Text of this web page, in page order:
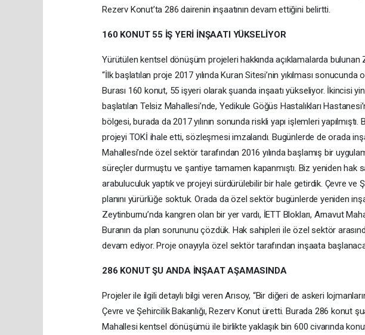
Rezerv Konut’ta 286 dairenin inşaatının devam ettiğini belirtti.
160 KONUT 55 İŞ YERİ İNŞAATI YÜKSELİYOR
Yürütülen kentsel dönüşüm projeleri hakkında açıklamalarda bulunan
“İlk başlatılan proje 2017 yılında Kuran Sitesi’nin yıkılması
Burası 160 konut, 55 işyeri olarak şuanda inşaatı yükseliyor. İkincisi
başlatılan Telsiz Mahallesi’nde, Yedikule Göğüs Hastalıkları
bölgesi, burada da 2017 yılının sonunda riskli yapı işlemleri
projeyi TOKİ ihale etti, sözleşmesi imzalandı. Bugünlerde de orada
Mahallesi’nde özel sektör tarafından 2016 yılında başlamış bir
süreçler durmuştu ve şantiye tamamen kapanmıştı. Biz yeniden hak
arabuluculuk yaptık ve projeyi sürdürülebilir bir hale getirdik. Çevre ve
planını yürürlüğe soktuk. Orada da özel sektör bugünlerde yeniden
Zeytinburnu’nda kangren olan bir yer vardı, İETT Blokları, Arnavut
Buranın da plan sorununu çözdük. Hak sahipleri ile özel sektör
devam ediyor. Proje onayıyla özel sektör tarafından inşaata
286 KONUT ŞU ANDA İNŞAAT AŞAMASINDA
Projeler ile ilgili detaylı bilgi veren Arısoy, “Bir diğeri de askeri
Çevre ve Şehircilik Bakanlığı, Rezerv Konut üretti. Burada 286 konut
Mahallesi kentsel dönüşümü ile birlikte yaklaşık bin 600 civarında